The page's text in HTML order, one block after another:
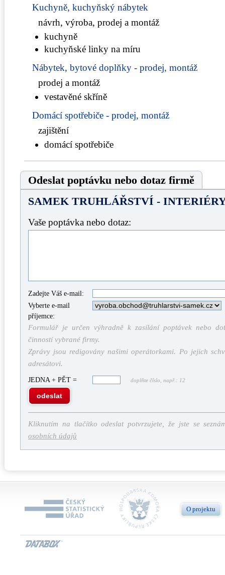
Kuchyně, kuchyňský nábytek
návrh, výroba, prodej a montáž
kuchyně
kuchyňské linky na míru
Nábytek, bytové doplňky - prodej, montáž
prodej a montáž
vestavěné skříně
Domácí spotřebiče - prodej, montáž
zajištění
domácí spotřebiče
Odeslat poptávku nebo dotaz firmě
SAMEK TRUHLÁŘSTVÍ -
Vaše poptávka nebo dotaz:
Zadejte Váš e-mail:
Vyberte e-mail
příjemce:
Formulář je určen výhradně k zasílání poptávek nebo
činností vybrané firmy.
Zprávy jsou redigovány našimi operátorkami. Po jejich
adresátovi.
JEDNA + PĚT = doplňte číslo, např.: 12
odeslat
Kliknutím na tlačítko odeslat potvrzujete, že jste se
osobních údajů
O projektu